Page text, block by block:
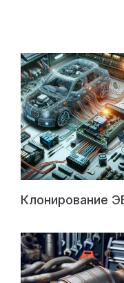
Клонирование